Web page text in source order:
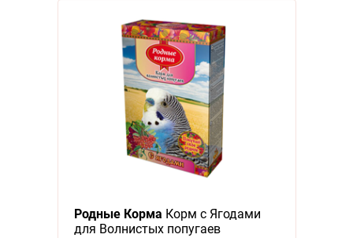
Родные Корма Корм с Ягодами
для Волнистых попугаев